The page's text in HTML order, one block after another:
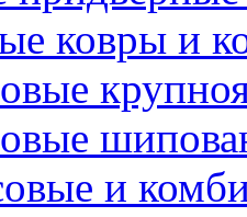
ковры и
и